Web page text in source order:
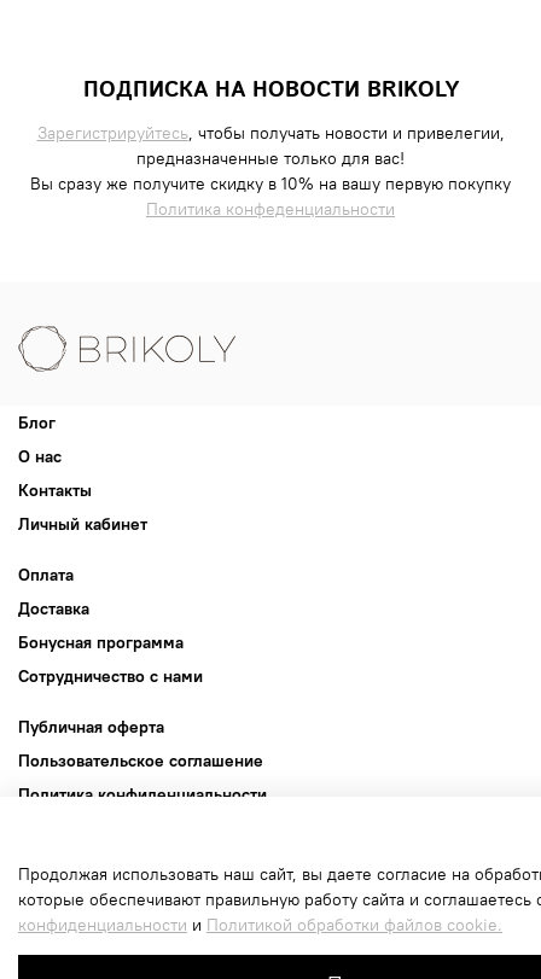
В корзину
ПОДПИСКА НА НОВОСТИ BRIKOLY
Зарегистрируйтесь, чтобы получать новости и привелегии,
предназначенные только для вас!
Вы сразу же получите скидку в 10% на вашу первую покупку
Политика конфеденциальности
Блог
О нас
Контакты
Личный кабинет
Оплата
Доставка
Бонусная программа
Сотрудничество с нами
Публичная оферта
Пользовательское соглашение
Политика конфиденциальности
Интернет-магазин создан на inSales
Продолжая использовать наш сайт, вы даете согласие на
которые обеспечивают правильную работу сайта и соглашаетесь
конфиденциальности и Политикой обработки файлов cookie.